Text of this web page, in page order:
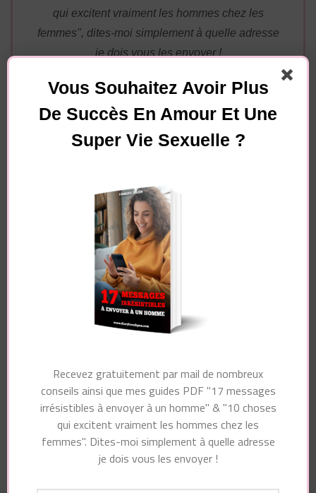
qui excitent vraiment les hommes chez les
femmes", dites-moi simplement à quelle adresse
je dois vous les envoyer !
Essayez. Vous pouvez vous désinscrire à tout moment.
Navigation
Article précédent
Comment EXCITER
un homme au lit ? 7
Tao Sexuel féminin :
découvrez le sex tao
Vous pourriez également aimer...
Vous Souhaitez Avoir Plus
De Succès En Amour Et Une
Super Vie Sexuelle ?
Recevez gratuitement par mail de nombreux
conseils ainsi que mes guides PDF "17 messages
irrésistibles à envoyer à un homme" & "10 choses
qui excitent vraiment les hommes chez les
femmes". Dites-moi simplement à quelle adresse
je dois vous les envoyer !